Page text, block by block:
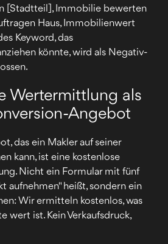
[Stadtteil], Immobilie bewerten
Haus, Immobilienwert
Keyword, das
könnte, wird als Negativ-
Wertermittlung als
Angebot
das ein Makler auf seiner
kann, ist eine kostenlose
Nicht ein Formular mit fünf
aufnehmen" heißt, sondern ein
Wir ermitteln kostenlos, was
wert ist. Kein Verkaufsdruck,